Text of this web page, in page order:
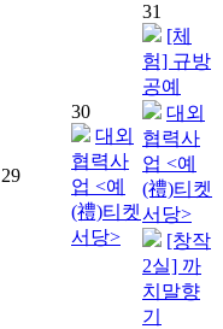
29
30
대외
협력사
업 <예
(禮)티켓
서당>
31
[체
험] 규방
공예
대외
협력사
업 <예
(禮)티켓
서당>
[창작
2실] 까
치말향
기